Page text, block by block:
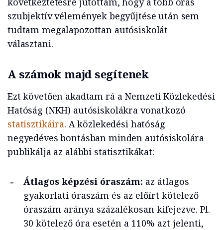
szubjektív vélemények begyűjtése után sem
tudtam megalapozottan autósiskolát
választani.
A számok majd segítenek
Ezt követően akadtam rá a Nemzeti Közlekedési
Hatóság (NKH) autósiskolákra vonatkozó
statisztikáira. A közlekedési hatóság
negyedéves bontásban minden autósiskolára
publikálja az alábbi statisztikákat:
Átlagos képzési óraszám: az átlagos
gyakorlati óraszám és az előírt kötelező
óraszám aránya százalékosan kifejezve. Pl.
30 kötelező óra esetén a 110% azt jelenti,